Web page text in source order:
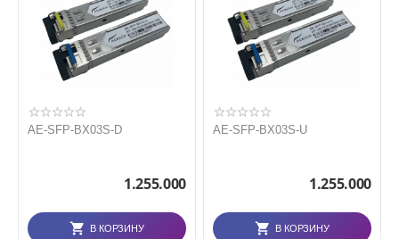
AE-SFP-BX03S-D
1.255.000
В КОРЗИНУ
AE-SFP-BX03S-U
1.255.000
В КОРЗИНУ